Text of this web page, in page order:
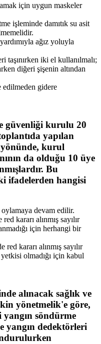
için uygun maskeler
işleminde damıtık su asit
ağız yoluyla
taşınırken iki el kullanılmalı;
diğeri şişenin altından
gidere
güvenliği kurulu 20
yapılan
kurul
da olduğu 10 üye
Bu
ifadelerden hangisi
devam edilir.
kararı alınmış sayılır
için herhangi bir
kararı alınmış sayılır
olmadığı için kabul
alınacak sağlık ve
yönetmelik'e göre,
söndürme
yangın dedektörleri